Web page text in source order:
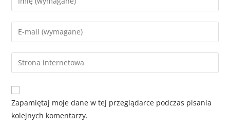
Zapamiętaj moje dane w tej przeglądarce podczas pisania
kolejnych komentarzy.